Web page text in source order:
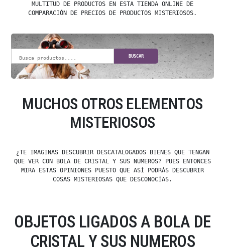
MULTITUD DE PRODUCTOS EN ESTA TIENDA ONLINE DE
COMPARACIÓN DE PRECIOS DE PRODUCTOS MISTERIOSOS.
BUSCAR
MUCHOS OTROS ELEMENTOS
MISTERIOSOS
¿TE IMAGINAS DESCUBRIR DESCATALOGADOS BIENES QUE TENGAN
QUE VER CON BOLA DE CRISTAL Y SUS NUMEROS? PUES ENTONCES
MIRA ESTAS OPINIONES PUESTO QUE ASÍ PODRÁS DESCUBRIR
COSAS MISTERIOSAS QUE DESCONOCÍAS.
OBJETOS LIGADOS A BOLA DE
CRISTAL Y SUS NUMEROS